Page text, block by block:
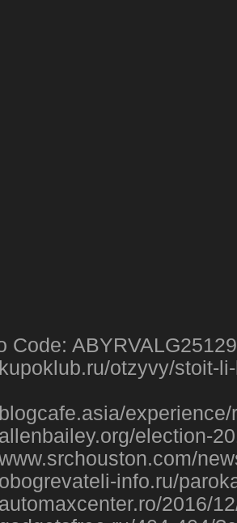
Code:
otzyvy/stoit-
election-
info.ru/
2016/